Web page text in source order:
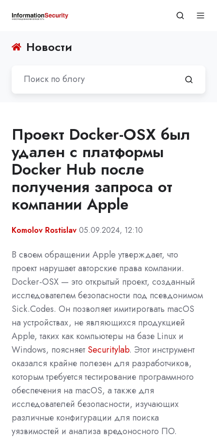
Новости
Проект Docker-OSX был
удален с платформы
Docker Hub после
получения запроса от
компании Apple
Komolov Rostislav 05.09.2024, 12:10
В своем обращении Apple утверждает, что
проект нарушает авторские права компании.
Docker-OSX — это открытый проект, созданный
исследователем безопасности под псевдонимом
Sick.Codes. Он позволяет имитирогвать macOS
на устройствах, не являющихся продукцией
Apple, таких как компьютеры на базе Linux и
Windows, поясняет Securitylab. Этот инструмент
оказался крайне полезен для разработчиков,
которым требуется тестирование программного
обеспечения на macOS, а также для
исследователей безопасности, изучающих
различные конфигурации для поиска
уязвимостей и анализа вредоносного ПО.